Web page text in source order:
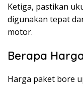
Ketiga, pastikan
digunakan tepat
motor.
Berapa
Harga paket bore